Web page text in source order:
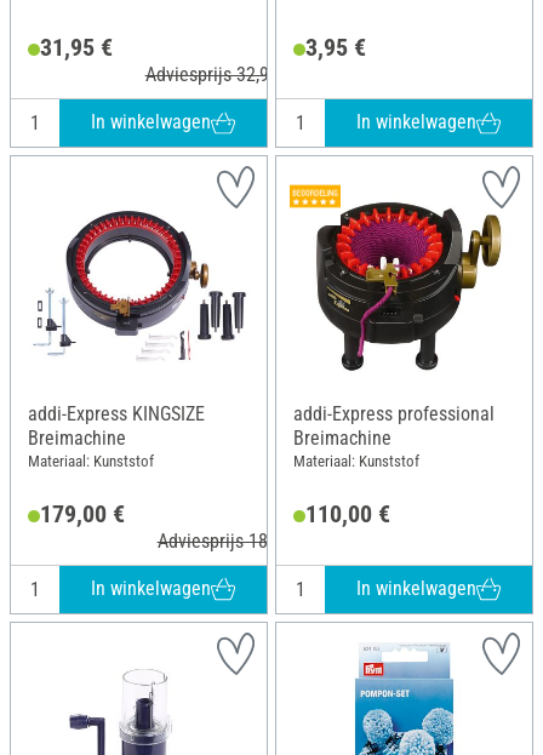
31,95 €
Adviesprijs 32,95 €
In winkelwagen
3,95 €
In winkelwagen
addi-Express KINGSIZE
Breimachine
Materiaal: Kunststof
179,00 €
Adviesprijs 189,95 €
In winkelwagen
addi-Express professional
Breimachine
Materiaal: Kunststof
110,00 €
In winkelwagen